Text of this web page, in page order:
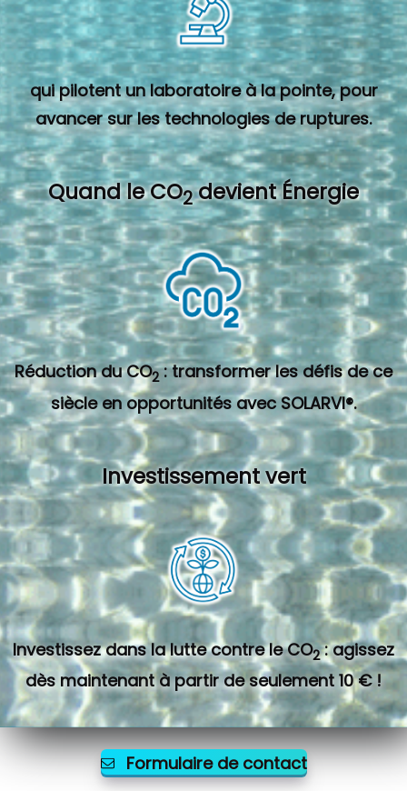
qui pilotent un laboratoire à la pointe, pour
avancer sur les technologies de ruptures.
Quand le CO2devient Énergie
Réduction du CO2 : transformer les défis de ce
siècle en opportunités avec SOLARVI®.
Investissement vert
Investissez dans la lutte contre le CO2 : agissez
dès maintenant à partir de seulement 10 € !
Formulaire de contact